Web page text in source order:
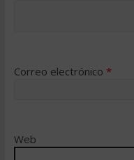
Correo electrónico *
Web